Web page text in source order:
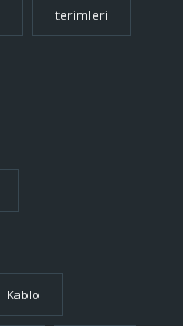
terimleri
Kablo